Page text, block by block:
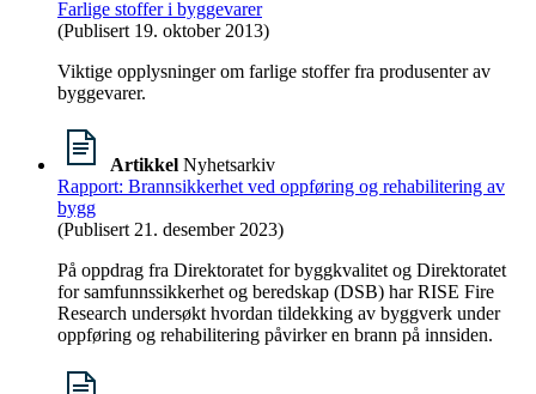
Farlige stoffer i byggevarer
(Publisert 19. oktober 2013)
Viktige opplysninger om farlige stoffer fra produsenter av
byggevarer.
Artikkel Nyhetsarkiv
Rapport: Brannsikkerhet ved oppføring og rehabilitering av
bygg
(Publisert 21. desember 2023)
På oppdrag fra Direktoratet for byggkvalitet og Direktoratet
for samfunnssikkerhet og beredskap (DSB) har RISE Fire
Research undersøkt hvordan tildekking av byggverk under
oppføring og rehabilitering påvirker en brann på innsiden.